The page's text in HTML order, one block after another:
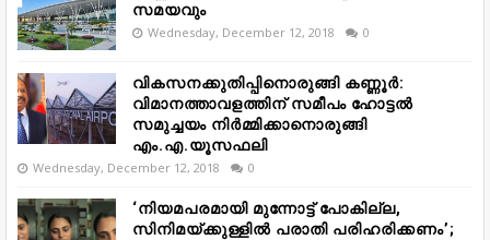
സമയവും
Wednesday, December 12, 2018 0
വികസനക്കുതിപ്പിനൊരുങ്ങി കണ്ണൂർ:
വിമാനത്താവളത്തിന് സമീപം ഹോട്ടൽ
സമുച്ചയം നിർമ്മിക്കാനൊരുങ്ങി
എം.എ.യൂസഫലി
Wednesday, December 12, 2018 0
‘നിയമപരമായി മുന്നോട്ട് പോകില്ല,
സിനിമയ്ക്കുള്ളിൽ പരാതി പരിഹരിക്കണം’;